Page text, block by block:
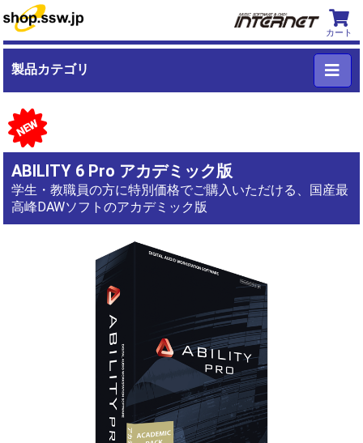
カート
製品カテゴリ
NEW
ABILITY 6 Pro アカデミック版
学生・教職員の方に特別価格でご購入いただける、国産最
高峰DAWソフトのアカデミック版